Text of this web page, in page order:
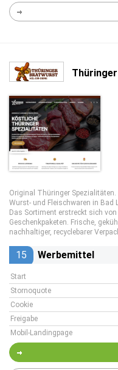
Original Thüringer
Wurst- und Fleischwaren in Bad
Das Sortiment erstreckt sich
Geschenkpaketen. Frische,
nachhaltiger, recyclebarer
15 Werbemittel
Start
Stornoquote
Cookie
Freigabe
Mobil-Landingpage